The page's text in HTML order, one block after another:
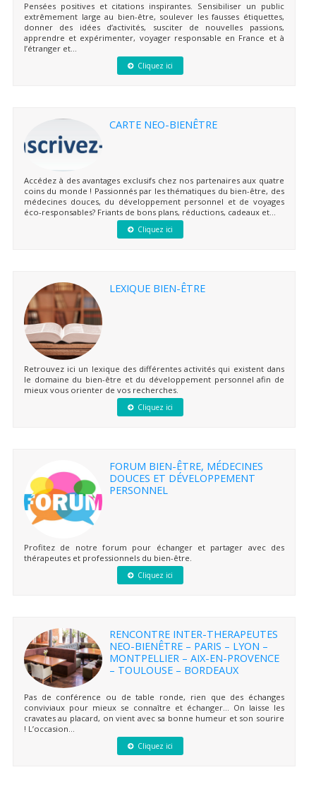
Pensées positives et citations inspirantes. Sensibiliser un public
extrêmement large au bien-être, soulever les fausses étiquettes,
donner des idées d’activités, susciter de nouvelles passions,
apprendre et expérimenter, voyager responsable en France et à
l’étranger et...
Cliquez ici
CARTE NEO-BIENÊTRE
Accédez à des avantages exclusifs chez nos partenaires aux quatre
coins du monde ! Passionnés par les thématiques du bien-être, des
médecines douces, du développement personnel et de voyages
éco-responsables? Friants de bons plans, réductions, cadeaux et...
Cliquez ici
LEXIQUE BIEN-ÊTRE
Retrouvez ici un lexique des différentes activités qui existent dans
le domaine du bien-être et du développement personnel afin de
mieux vous orienter de vos recherches.
Cliquez ici
FORUM BIEN-ÊTRE, MÉDECINES
DOUCES ET DÉVELOPPEMENT
PERSONNEL
Profitez de notre forum pour échanger et partager avec des
thérapeutes et professionnels du bien-être.
Cliquez ici
RENCONTRE INTER-THERAPEUTES
NEO-BIENÊTRE – PARIS – LYON –
MONTPELLIER – AIX-EN-PROVENCE
– TOULOUSE – BORDEAUX
Pas de conférence ou de table ronde, rien que des échanges
conviviaux pour mieux se connaître et échanger… On laisse les
cravates au placard, on vient avec sa bonne humeur et son sourire
! L’occasion...
Cliquez ici